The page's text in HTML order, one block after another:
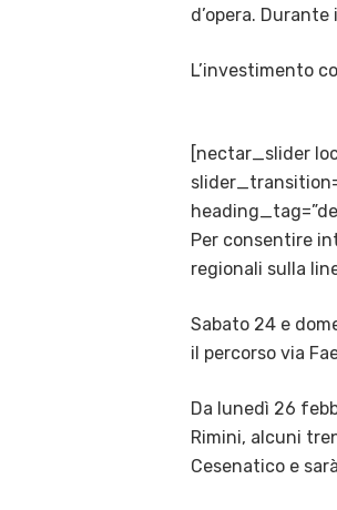
d’opera.
L’investimento
[nectar_slider
Per consentire
regionali sulla
Sabato 24 e
il percorso via
Da lunedì 26
Rimini, alcuni
Cesenatico e